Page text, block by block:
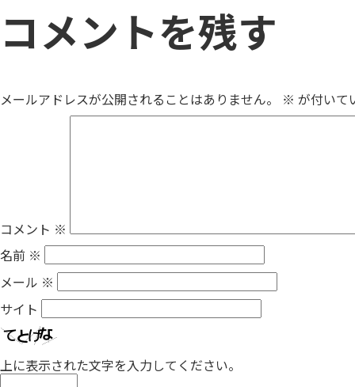
コメントを残す
メールアドレスが公開されることはありません。 ※ が付いて
コメント ※
名前 ※
メール ※
サイト
上に表示された文字を入力してください。